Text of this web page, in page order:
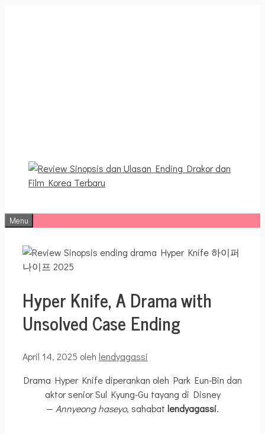
Menu
Hyper Knife, A Drama with
Unsolved Case Ending
April 14, 2025 oleh lendyagassi
Drama Hyper Knife diperankan oleh Park Eun-Bin dan
aktor senior Sul Kyung-Gu tayang di Disney
— Annyeong haseyo, sahabat lendyagassi.